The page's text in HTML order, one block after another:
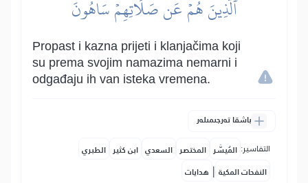
ٱلَّذِينَ هُمۡ عَن صَلَاتِهِمۡ سَاهُونَ
Propast i kazna prijeti i klanjačima koji
su prema svojim namazima nemarni i
odgađaju ih van isteka vremena.
باشقا تەرجىمىلەر
التفاسير: المُيسَّر المختصر السعدي ابن كثير الطبري
النفحات المكية | هدايات